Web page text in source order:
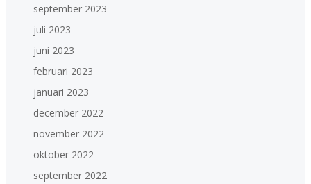
september 2023
juli 2023
juni 2023
februari 2023
januari 2023
december 2022
november 2022
oktober 2022
september 2022